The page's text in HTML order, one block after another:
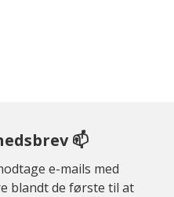
📫
e-mails med
blandt de første til at